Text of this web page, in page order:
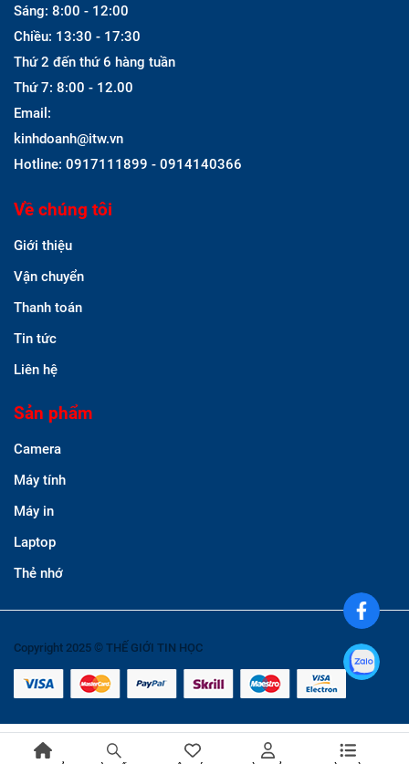
Sáng: 8:00 - 12:00
Chiều: 13:30 - 17:30
Thứ 2 đến thứ 6 hàng tuần
Thứ 7: 8:00 - 12.00
Email:
kinhdoanh@itw.vn
Hotline: 0917111899 - 0914140366
Về chúng tôi
Giới thiệu
Vận chuyển
Thanh toán
Tin tức
Liên hệ
Sản phẩm
Camera
Máy tính
Máy in
Laptop
Thẻ nhớ
Copyright 2025 © THẾ GIỚI TIN HỌC